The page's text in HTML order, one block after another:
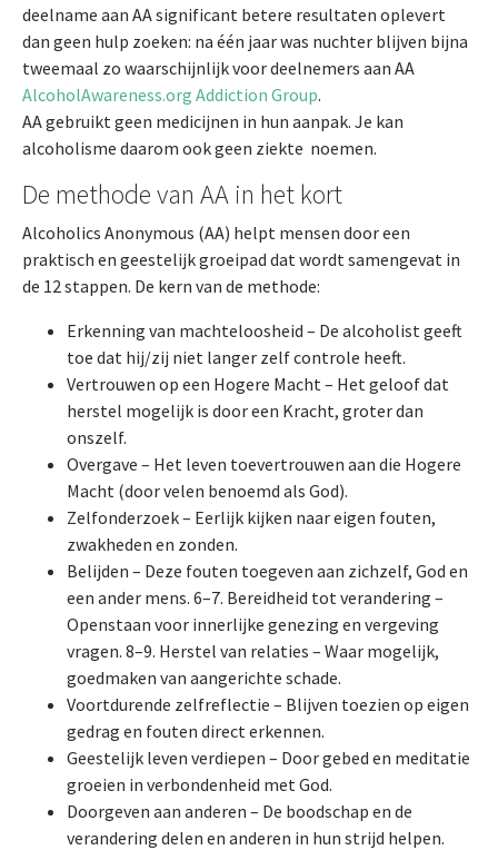
deelname aan AA significant betere resultaten oplevert
dan geen hulp zoeken: na één jaar was nuchter blijven bijna
tweemaal zo waarschijnlijk voor deelnemers aan AA
AlcoholAwareness.org Addiction Group.
AA gebruikt geen medicijnen in hun aanpak. Je kan
alcoholisme daarom ook geen ziekte noemen.
De methode van AA in het kort
Alcoholics Anonymous (AA) helpt mensen door een
praktisch en geestelijk groeipad dat wordt samengevat in
de 12 stappen. De kern van de methode:
Erkenning van machteloosheid – De alcoholist geeft
toe dat hij/zij niet langer zelf controle heeft.
Vertrouwen op een Hogere Macht – Het geloof dat
herstel mogelijk is door een Kracht, groter dan
onszelf.
Overgave – Het leven toevertrouwen aan die Hogere
Macht (door velen benoemd als God).
Zelfonderzoek – Eerlijk kijken naar eigen fouten,
zwakheden en zonden.
Belijden – Deze fouten toegeven aan zichzelf, God en
een ander mens. 6–7. Bereidheid tot verandering –
Openstaan voor innerlijke genezing en vergeving
vragen. 8–9. Herstel van relaties – Waar mogelijk,
goedmaken van aangerichte schade.
Voortdurende zelfreflectie – Blijven toezien op eigen
gedrag en fouten direct erkennen.
Geestelijk leven verdiepen – Door gebed en meditatie
groeien in verbondenheid met God.
Doorgeven aan anderen – De boodschap en de
verandering delen en anderen in hun strijd helpen.